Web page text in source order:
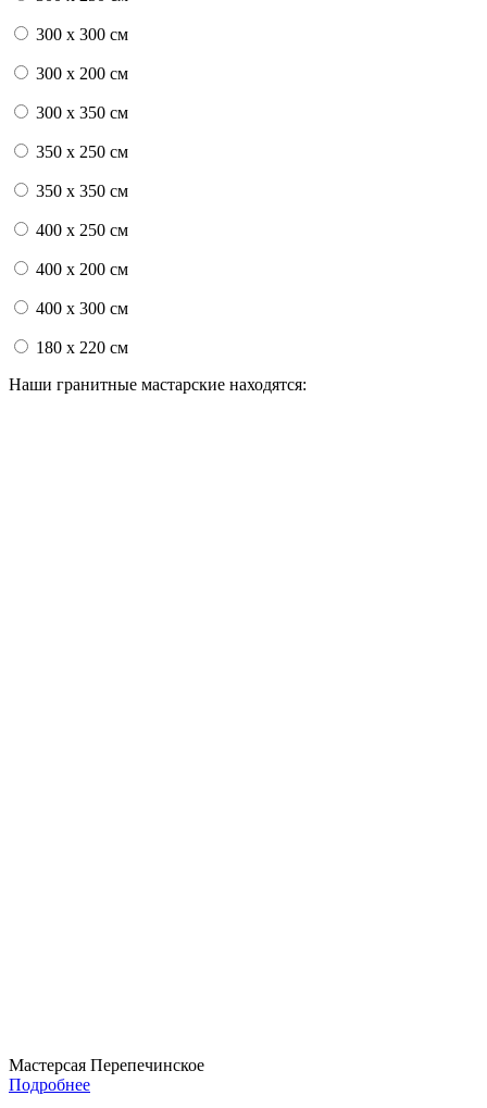
300 x 300 см
300 x 200 см
300 x 350 см
350 x 250 см
350 x 350 см
400 x 250 см
400 x 200 см
400 x 300 см
180 x 220 см
Наши гранитные мастарские находятся:
Мастерсая Перепечинское
Подробнее